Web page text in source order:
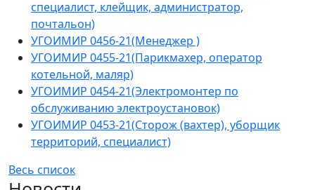
специалист, клейщик, администратор,
почтальон)
УГОИМИР 0456-21(Менеджер )
УГОИМИР 0455-21(Парикмахер, оператор
котельной, маляр)
УГОИМИР 0454-21(Электромонтер по
обслуживанию электроустановок)
УГОИМИР 0453-21(Сторож (вахтер), уборщик
территорий, специалист)
Весь список